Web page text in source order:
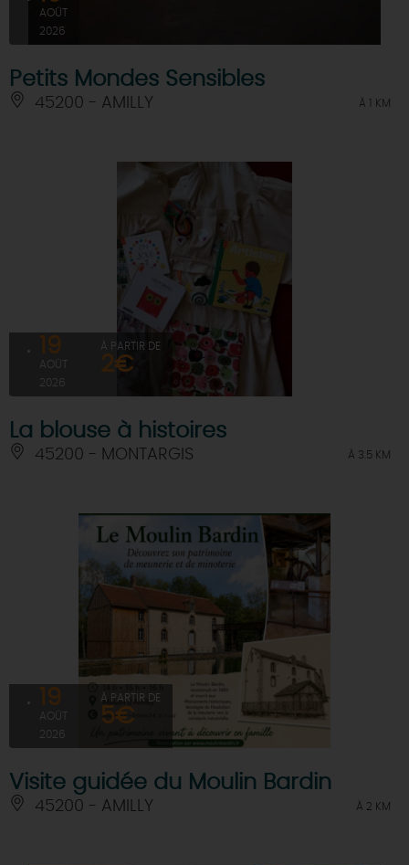
AOÛT
2026
Petits Mondes Sensibles
45200 - AMILLY À 1 KM
19
AOÛT
2026
À PARTIR DE
2€
La blouse à histoires
45200 - MONTARGIS À 3.5 KM
19
AOÛT
2026
À PARTIR DE
5€
Visite guidée du Moulin Bardin
45200 - AMILLY À 2 KM